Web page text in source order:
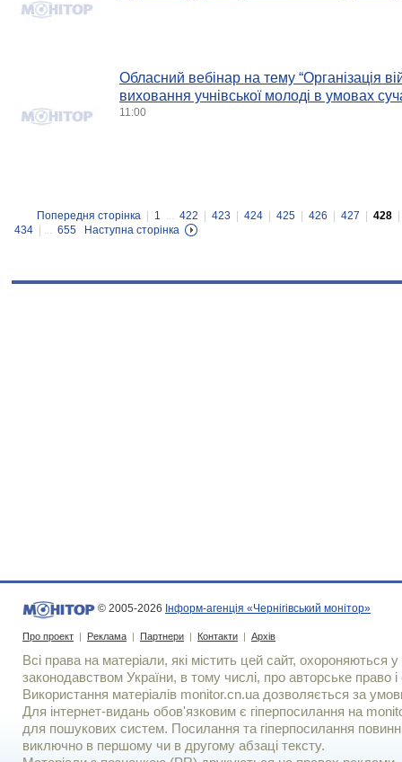
Обласний вебінар на тему “Організація
виховання учнівської молоді в умовах
11:00
Попередня сторінка 1 ... 422 423 424 425 426 427 428
434
| ... 655 Наступна сторінка
© 2005-2026 Інформ-агенція «Чернігівський монітор»
Про проект | Реклама | Партнери | Контакти | Архів
Всі права на матеріали, які містить цей сайт, охороняються у
законодавством України, в тому числі, про авторське право і
Використання матерiалiв monitor.cn.ua дозволяється за
Для iнтернет-видань обов'язковим є гiперпосилання на
для пошукових систем. Посилання та гіперпосилання
виключно в першому чи в другому абзаці тексту.